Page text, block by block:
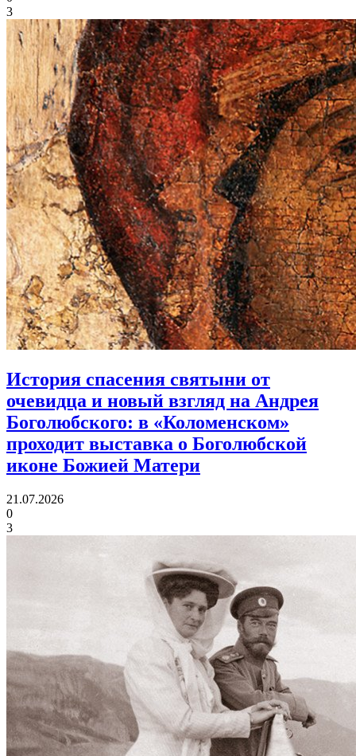
3
История спасения святыни от
очевидца и новый взгляд на Андрея
Боголюбского: в «Коломенском»
проходит выставка о Боголюбской
иконе Божией Матери
21.07.2026
0
3